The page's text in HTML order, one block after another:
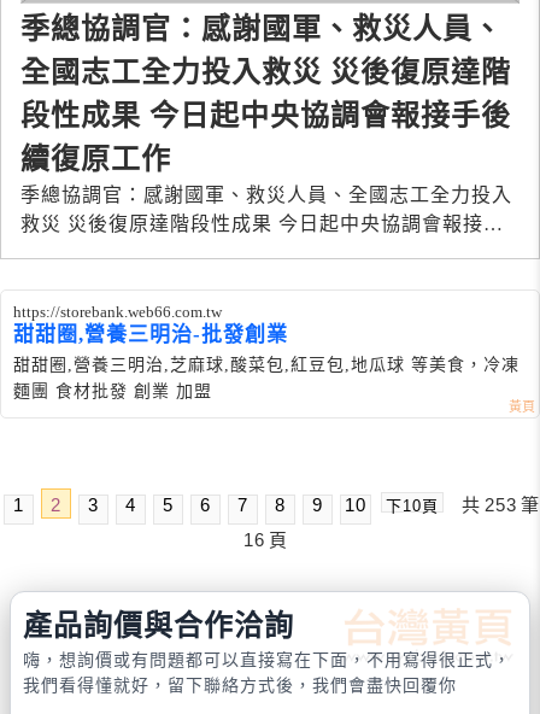
季總協調官：感謝國軍、救災人員、
全國志工全力投入救災 災後復原達階
段性成果 今日起中央協調會報接手後
續復原工作
季總協調官：感謝國軍、救災人員、全國志工全力投入
救災 災後復原達階段性成果 今日起中央協調會報接手
https://storebank.web66.com.tw
甜甜圈,營養三明治-批發創業
甜甜圈,營養三明治,芝麻球,酸菜包,紅豆包,地瓜球 等美食，冷凍
麵團 食材批發 創業 加盟
1 2 3 4 5 6 7 8 9 10 下10頁 共 253 筆
16 頁
產品詢價與合作洽詢
嗨，想詢價或有問題都可以直接寫在下面，不用寫得很正式，
我們看得懂就好，留下聯絡方式後，我們會盡快回覆你